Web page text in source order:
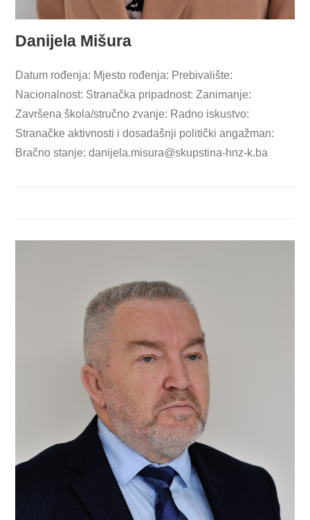
Danijela Mišura
Datum rođenja: Mjesto rođenja: Prebivalište:
Nacionalnost: Stranačka pripadnost: Zanimanje:
Završena škola/stručno zvanje: Radno iskustvo:
Stranačke aktivnosti i dosadašnji politički angažman:
Bračno stanje:danijela.misura@skupstina-hnz-k.ba